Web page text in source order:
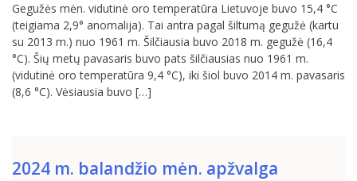
Gegužės mėn. vidutinė oro temperatūra Lietuvoje buvo 15,4 °C
(teigiama 2,9° anomalija). Tai antra pagal šiltumą gegužė (kartu
su 2013 m.) nuo 1961 m. Šilčiausia buvo 2018 m. gegužė (16,4
°C). Šių metų pavasaris buvo pats šilčiausias nuo 1961 m.
(vidutinė oro temperatūra 9,4 °C), iki šiol buvo 2014 m. pavasaris
(8,6 °C). Vėsiausia buvo […]
2024 m. balandžio mėn. apžvalga